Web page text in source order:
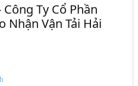
Ty Cổ Phần
Nhận Vận Tải Hải